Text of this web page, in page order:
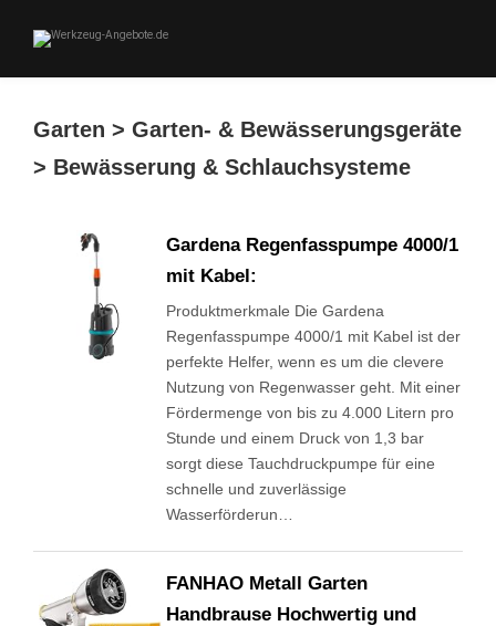
Garten > Garten- & Bewässerungsgeräte
> Bewässerung & Schlauchsysteme
Gardena Regenfasspumpe 4000/1
mit Kabel:
Produktmerkmale Die Gardena
Regenfasspumpe 4000/1 mit Kabel ist der
perfekte Helfer, wenn es um die clevere
Nutzung von Regenwasser geht. Mit einer
Fördermenge von bis zu 4.000 Litern pro
Stunde und einem Druck von 1,3 bar
sorgt diese Tauchdruckpumpe für eine
schnelle und zuverlässige
Wasserförderun…
FANHAO Metall Garten
Handbrause Hochwertig und